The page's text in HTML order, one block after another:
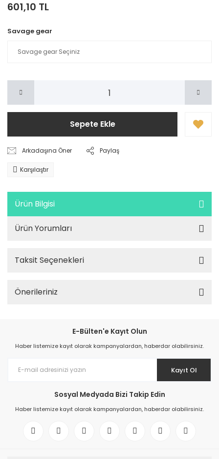
601,10 TL
Savage gear
Sepete Ekle
Arkadaşına Öner Paylaş
Karşılaştır
Ürün Bilgisi
Ürün Yorumları
Taksit Seçenekleri
Önerileriniz
E-Bülten'e Kayıt Olun
Haber listemize kayıt olarak kampanyalardan, haberdar olabilirsiniz.
Kayıt Ol
Sosyal Medyada Bizi Takip Edin
Haber listemize kayıt olarak kampanyalardan, haberdar olabilirsiniz.